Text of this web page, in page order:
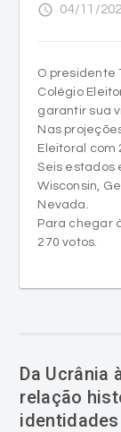
access_time 04/11/
O presidente
Colégio
garantir sua
Nas
Eleitoral com
Seis estados
Wisconsin,
Nevada.
Para chegar
270 votos.
Da Ucrânia
relação
identidades